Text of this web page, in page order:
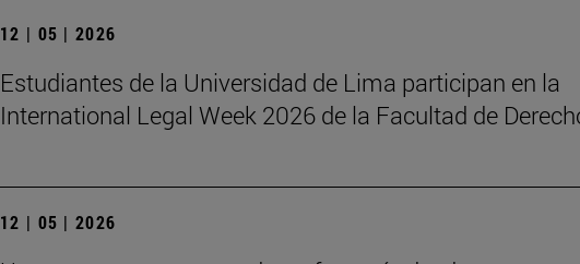
12 | 05 | 2026
Estudiantes de la Universidad de Lima participan en la
International Legal Week 2026 de la Facultad de
12 | 05 | 2026